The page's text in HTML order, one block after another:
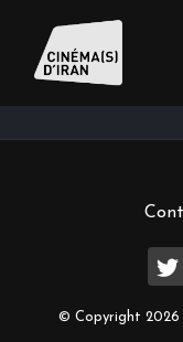
Inscrivez-vous à
© Copyright 2026